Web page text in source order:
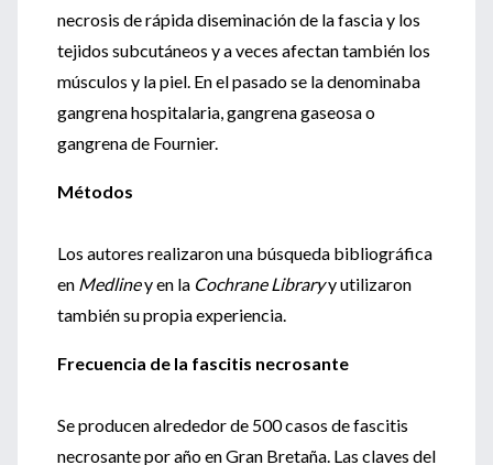
necrosis de rápida diseminación de la fascia y los
tejidos subcutáneos y a veces afectan también los
músculos y la piel. En el pasado se la denominaba
gangrena hospitalaria, gangrena gaseosa o
gangrena de Fournier.
Métodos
Los autores realizaron una búsqueda bibliográfica
en Medliney en la Cochrane Libraryy utilizaron
también su propia experiencia.
Frecuencia de la fascitis necrosante
Se producen alrededor de 500 casos de fascitis
necrosante por año en Gran Bretaña. Las claves del